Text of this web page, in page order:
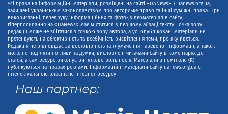
Усі права на інформаційні матеріали, розміщені на сайті «UANews» / uanews.org.ua,
захищені українським законодавством про авторське право та інші суміжні права. При
використанні, передруку інформаційних та фото-,відеоматеріалів сайту,
гіперпосилання на «UaNews» має міститися в першому абзаці тексту. Точка зору
редакції може не збігатися з точкою зору автора, а усі опубліковані матеріали не
претендують на об'єктивність та всебічність висвітлення теми, про яку йдеться.
Редакція не відповідає за достовірність та тлумачення наведеної інформації, а також
може не поділяти погляди та думки, висловлені читачами сайту в коментарях до
статей, а сам ресурс виконує винятково роль носія. Матеріали з поміткою (R)
публікуються на правах реклами. Інформаційні матеріали сайту uanews.org.ua є
інтелектуальною власністю інтернет-ресурсу